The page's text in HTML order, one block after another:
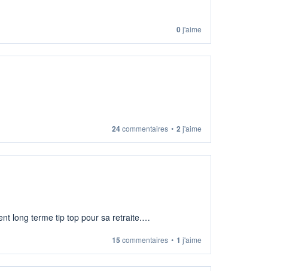
0j'aime
24commentaires • 2 j'aime
long terme tip top pour sa retraite.
15 commentaires • 1 j'aime